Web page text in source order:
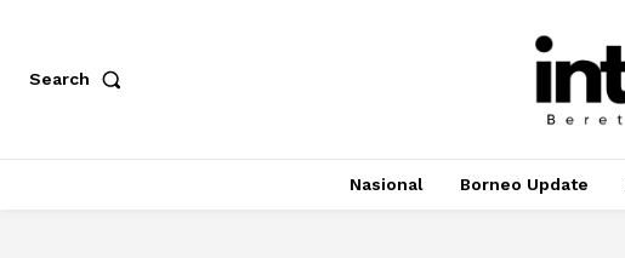
Search
Nasional Borneo Update